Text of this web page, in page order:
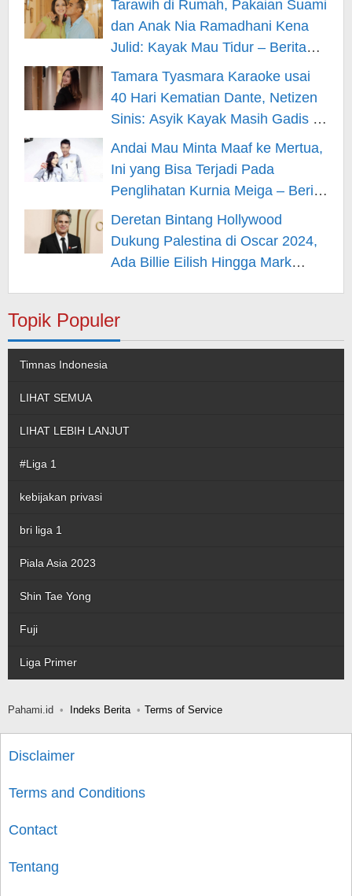
Tarawih di Rumah, Pakaian Suami
dan Anak Nia Ramadhani Kena
Julid: Kayak Mau Tidur – Berita
Hiburan
Tamara Tyasmara Karaoke usai
40 Hari Kematian Dante, Netizen
Sinis: Asyik Kayak Masih Gadis –
Berita Hiburan
Andai Mau Minta Maaf ke Mertua,
Ini yang Bisa Terjadi Pada
Penglihatan Kurnia Meiga – Berita
Hiburan
Deretan Bintang Hollywood
Dukung Palestina di Oscar 2024,
Ada Billie Eilish Hingga Mark
Topik Populer
Timnas Indonesia
LIHAT SEMUA
LIHAT LEBIH LANJUT
#Liga 1
kebijakan privasi
bri liga 1
Piala Asia 2023
Shin Tae Yong
Fuji
Liga Primer
Pahami.id Indeks Berita Terms of Service
Disclaimer
Terms and Conditions
Contact
Tentang